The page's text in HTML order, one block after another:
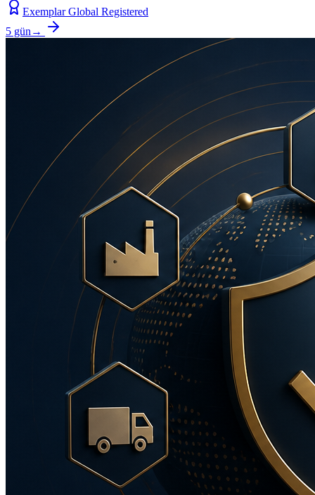
Exemplar Global Registered
5 gün →